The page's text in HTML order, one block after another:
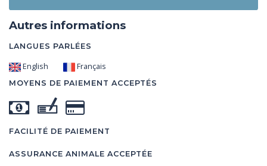
Autres informations
LANGUES PARLÉES
English Français
MOYENS DE PAIEMENT ACCEPTÉS
FACILITÉ DE PAIEMENT
ASSURANCE ANIMALE ACCEPTÉE